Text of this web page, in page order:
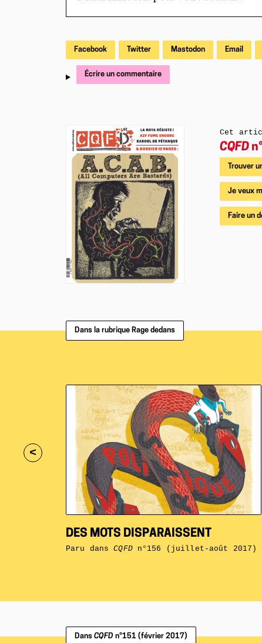
Facebook Twitter Mastodon Email
Écrire un commentaire
Cet
CQFD
Trouver
Je veux
Faire un
<
Dans la rubrique Rage dedans
DES MOTS DISPARAISSENT
Paru dansCQFDn°156 (juillet-août 2017)
Dans CQFD n°151 (février 2017)